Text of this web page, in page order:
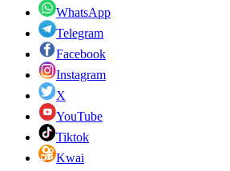
WhatsApp
Telegram
Facebook
Instagram
X
YouTube
Tiktok
Kwai